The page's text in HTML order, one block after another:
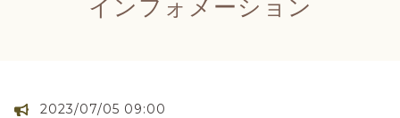
インフォメーション
2023/07/05 09:00